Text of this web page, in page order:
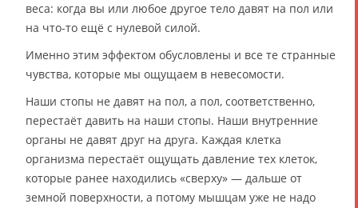
веса: когда вы или любое другое тело давят на пол или
на что-то ещё с нулевой силой.
Именно этим эффектом обусловлены и все те странные
чувства, которые мы ощущаем в невесомости.
Наши стопы не давят на пол, а пол, соответственно,
перестаёт давить на наши стопы. Наши внутренние
органы не давят друг на друга. Каждая клетка
организма перестаёт ощущать давление тех клеток,
которые ранее находились «сверху» — дальше от
земной поверхности, а потому мышцам уже не надо